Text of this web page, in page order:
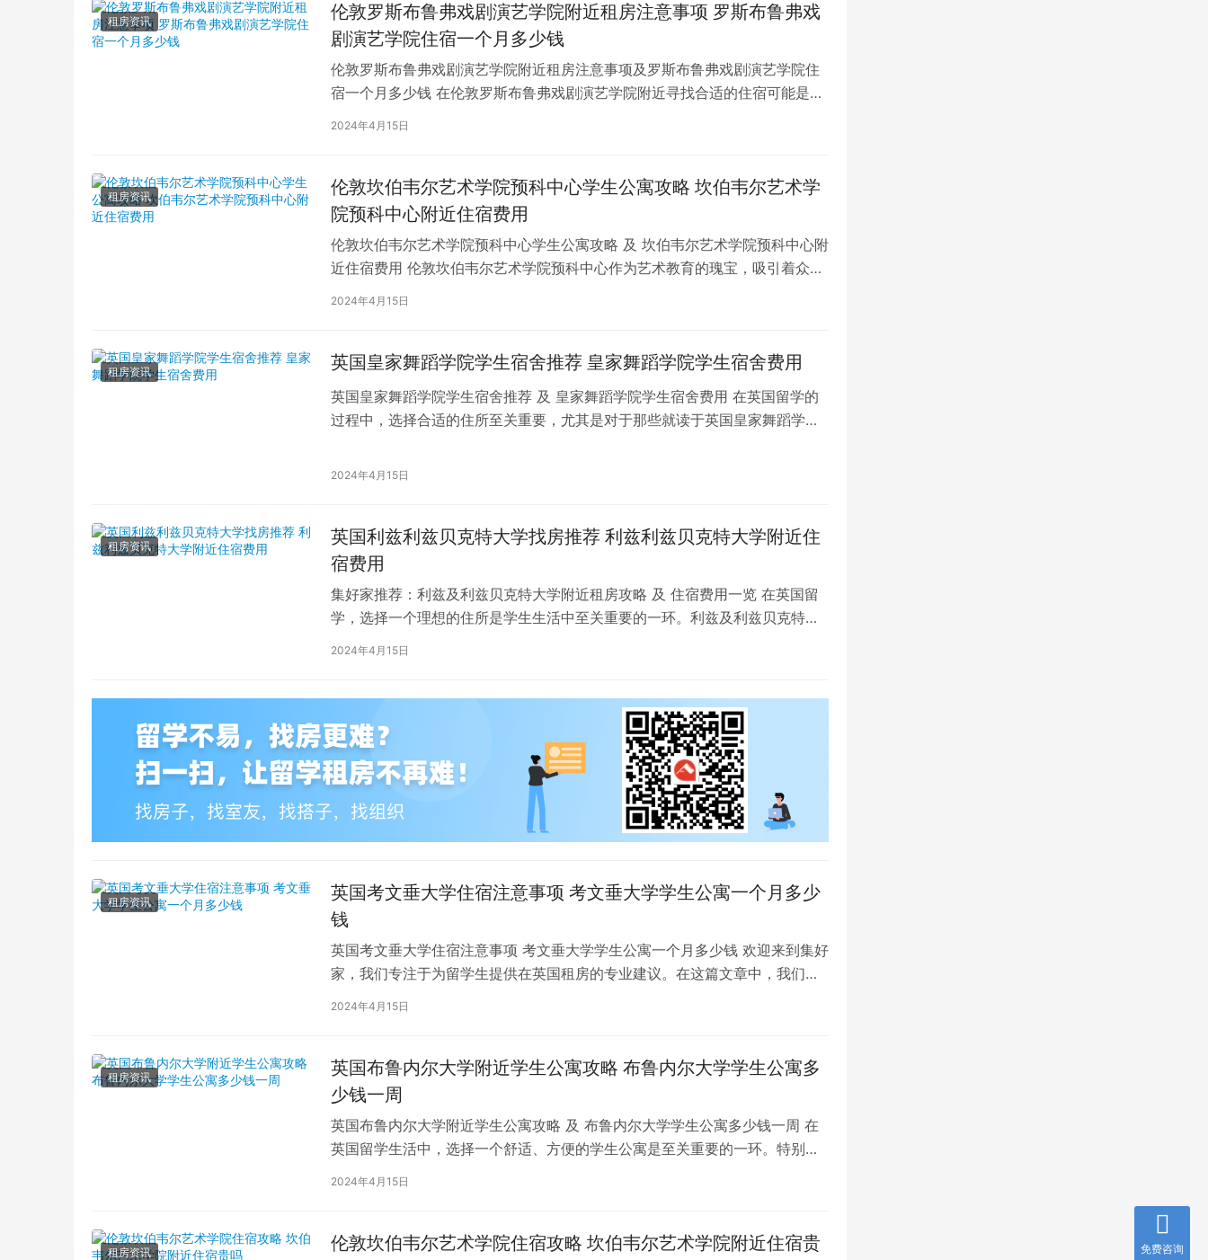
租房资讯
伦敦罗斯布鲁弗戏剧演艺学院附近租房注意事项 罗斯布鲁弗戏
剧演艺学院住宿一个月多少钱
伦敦罗斯布鲁弗戏剧演艺学院附近租房注意事项及罗斯布鲁弗戏剧演艺学院住
宿一个月多少钱 在伦敦罗斯布鲁弗戏剧演艺学院附近寻找合适的住宿可能是留
学生活中的一项关键任务。为了帮助您顺利完成…
2024年4月15日
租房资讯
伦敦坎伯韦尔艺术学院预科中心学生公寓攻略 坎伯韦尔艺术学
院预科中心附近住宿费用
伦敦坎伯韦尔艺术学院预科中心学生公寓攻略 及 坎伯韦尔艺术学院预科中心附
近住宿费用 伦敦坎伯韦尔艺术学院预科中心作为艺术教育的瑰宝，吸引着众多
2024年4月15日
租房资讯 英国皇家舞蹈学院学生宿舍推荐 皇家舞蹈学院学生宿舍费用
英国皇家舞蹈学院学生宿舍推荐 及 皇家舞蹈学院学生宿舍费用 在英国留学的
过程中，选择合适的住所至关重要，尤其是对于那些就读于英国皇家舞蹈学院
2024年4月15日
租房资讯
英国利兹利兹贝克特大学找房推荐 利兹利兹贝克特大学附近住
宿费用
集好家推荐：利兹及利兹贝克特大学附近租房攻略 及 住宿费用一览 在英国留
学，选择一个理想的住所是学生生活中至关重要的一环。利兹及利兹贝克特大
学（以下简称利兹贝大）作为英国一所卓越的…
2024年4月15日
租房资讯
英国考文垂大学住宿注意事项 考文垂大学学生公寓一个月多少
钱
英国考文垂大学住宿注意事项 考文垂大学学生公寓一个月多少钱 欢迎来到集好
家，我们专注于为留学生提供在英国租房的专业建议。在这篇文章中，我们将
深入探讨英国考文垂大学住宿的注意事项，以…
2024年4月15日
租房资讯
英国布鲁内尔大学附近学生公寓攻略 布鲁内尔大学学生公寓多
少钱一周
英国布鲁内尔大学附近学生公寓攻略 及 布鲁内尔大学学生公寓多少钱一周 在
英国留学生活中，选择一个舒适、方便的学生公寓是至关重要的一环。特别是
2024年4月15日
租房资讯
伦敦坎伯韦尔艺术学院住宿攻略 坎伯韦尔艺术学院附近住宿贵
免费咨询